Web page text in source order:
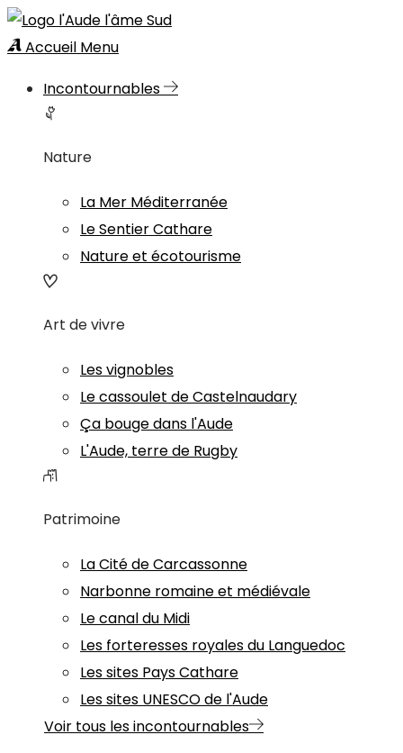
Accueil Menu
Incontournables
Nature
La Mer Méditerranée
Le Sentier Cathare
Nature et écotourisme
Art de vivre
Les vignobles
Le cassoulet de Castelnaudary
Ça bouge dans l'Aude
L'Aude, terre de Rugby
Patrimoine
La Cité de Carcassonne
Narbonne romaine et médiévale
Le canal du Midi
Les forteresses royales du Languedoc
Les sites Pays Cathare
Les sites UNESCO de l'Aude
Voir tous les incontournables